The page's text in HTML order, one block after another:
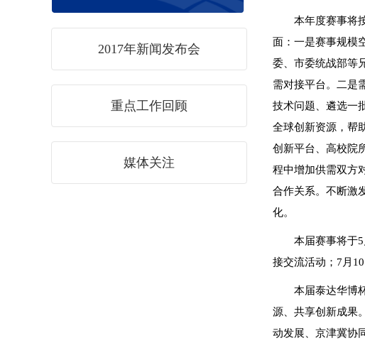
2017年新闻发布会
重点工作回顾
媒体关注
本年度赛事将
面：一是赛事规模
委、市委统战部等
需对接平台。二是
技术问题、遴选一
全球创新资源，帮
创新平台、高校院
程中增加供需双方
合作关系。不断激
化。
本届赛事将于
接交流活动；7月
本届泰达华博
源、共享创新成果
动发展、京津冀协